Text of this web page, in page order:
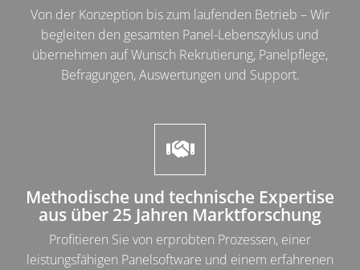
Von der Konzeption bis zum laufenden Betrieb – Wir
begleiten den gesamten Panel-Lebenszyklus und
übernehmen auf Wunsch Rekrutierung, Panelpflege,
Befragungen, Auswertungen und Support.
Methodische und technische Expertise
aus über 25 Jahren Marktforschung
Profitieren Sie von erprobten Prozessen, einer
leistungsfähigen Panelsoftware und einem erfahrenen